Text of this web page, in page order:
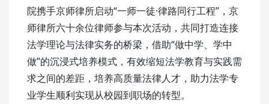
院携手京师律所启动“一师一徒·律路同行工程”，京
师律所六十余位律师参与本次活动，共同打造连接
法学理论与法律实务的桥梁，借助“做中学、学中
做”的沉浸式培养模式，有效缩短法学教育与实践需
求之间的差距，培养高质量法律人才，助力法学专
业学生顺利实现从校园到职场的转型。